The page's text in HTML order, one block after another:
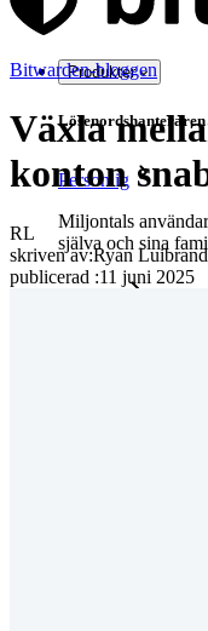
Produkter
Lösenordshanteraren
Personlig
Miljontals
själva och sina
Bitwarden-bloggen
Växla
konton
RL
skriven av:Ryan Luibrand
publicerad :11 juni 2025